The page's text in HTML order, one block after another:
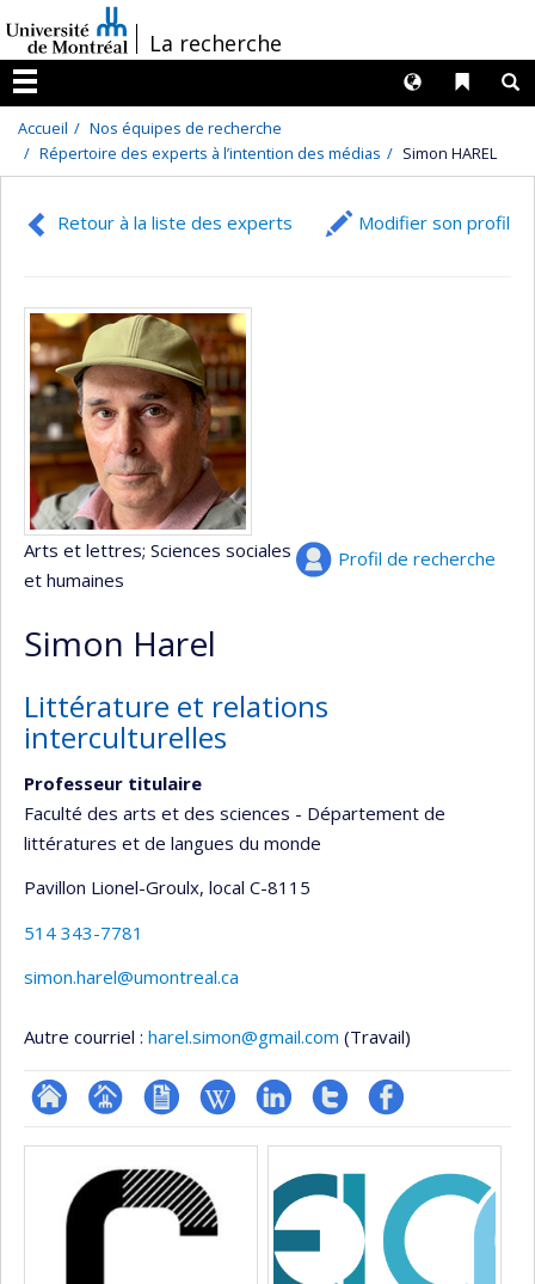
au
contenu
/La recherche
Menu
Liens
Langues
Accueil
Nos équipes de recherche
Répertoire des experts à l’intention des médias
Simon HAREL
Retour à la liste des experts Modifier son profil
Profil de recherche
Arts et lettres; Sciences sociales
et humaines
Simon Harel
Littérature et relations
interculturelles
Professeur titulaire
Faculté des arts et des sciences - Département de
littératures et de langues du monde
Pavillon Lionel-Groulx, local C-8115
514 343-7781
simon.harel@umontreal.ca
Autre courriel : harel.simon@gmail.com (Travail)
ResearchGate
Page
(faculté,département,école)
CV Wiki LinkedInCompteProfil
Médias